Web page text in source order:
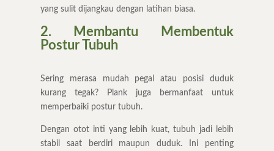
yang sulit dijangkau dengan latihan biasa.
2. Membantu Membentuk
Postur Tubuh
Sering merasa mudah pegal atau posisi duduk
kurang tegak? Plank juga bermanfaat untuk
memperbaiki postur tubuh.
Dengan otot inti yang lebih kuat, tubuh jadi lebih
stabil saat berdiri maupun duduk. Ini penting